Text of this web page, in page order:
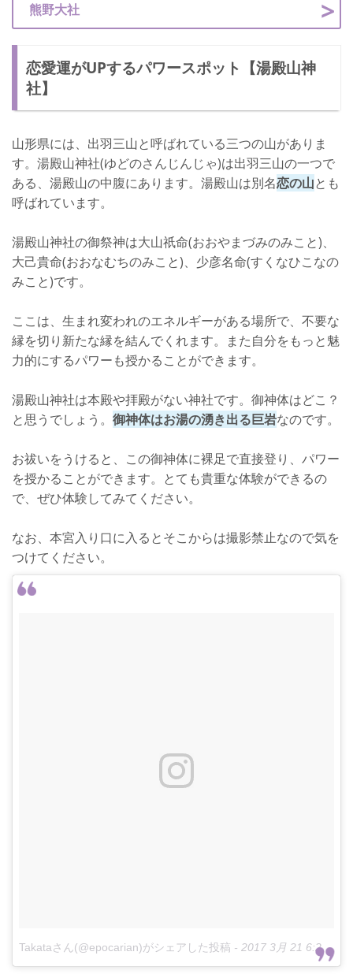
熊野大社
恋愛運がUPするパワースポット【湯殿山神
社】
山形県には、出羽三山と呼ばれている三つの山がありま
す。湯殿山神社(ゆどのさんじんじゃ)は出羽三山の一つで
ある、湯殿山の中腹にあります。湯殿山は別名恋の山とも
呼ばれています。
湯殿山神社の御祭神は大山祇命(おおやまづみのみこと)、
大己貴命(おおなむちのみこと)、少彦名命(すくなひこなの
みこと)です。
ここは、生まれ変われのエネルギーがある場所で、不要な
縁を切り新たな縁を結んでくれます。また自分をもっと魅
力的にするパワーも授かることができます。
湯殿山神社は本殿や拝殿がない神社です。御神体はどこ？
と思うでしょう。 御神体はお湯の湧き出る巨岩なのです。
お祓いをうけると、この御神体に裸足で直接登り、パワー
を授かることができます。とても貴重な体験ができるの
で、ぜひ体験してみてください。
なお、本宮入り口に入るとそこからは撮影禁止なので気を
つけてください。
Takataさん(@epocarian)がシェアした投稿 - 2017 3月 21 6:22午前 PDT